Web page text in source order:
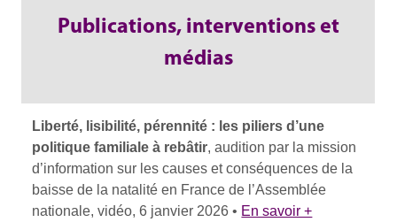
Publications, interventions et
médias
Liberté, lisibilité, pérennité : les piliers d’une
politique familiale à rebâtir, audition par la mission
d’information sur les causes et conséquences de la
baisse de la natalité en France de l’Assemblée
nationale, vidéo, 6 janvier 2026 • En savoir +